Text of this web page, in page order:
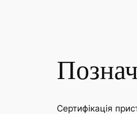
Сертифікація